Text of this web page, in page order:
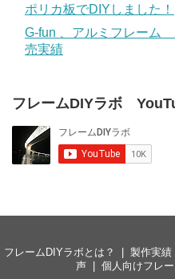
ポリカ板でDIYしました！
G-fun 、アルミフレーム
売実績
フレームDIYラボ
フレームDIYラボとは？ 製作実績
声
個人向けフレ